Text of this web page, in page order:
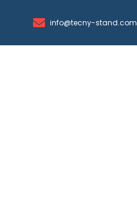
info@tecny-stand.com